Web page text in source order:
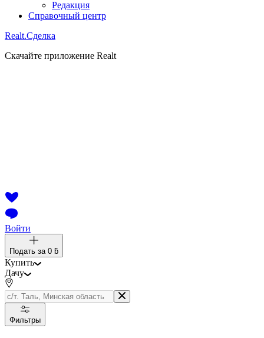
Редакция
Справочный центр
Realt.Сделка
Скачайте приложение Realt
Войти
Подать за 0 ƃ
Купить
Дачу
Фильтры